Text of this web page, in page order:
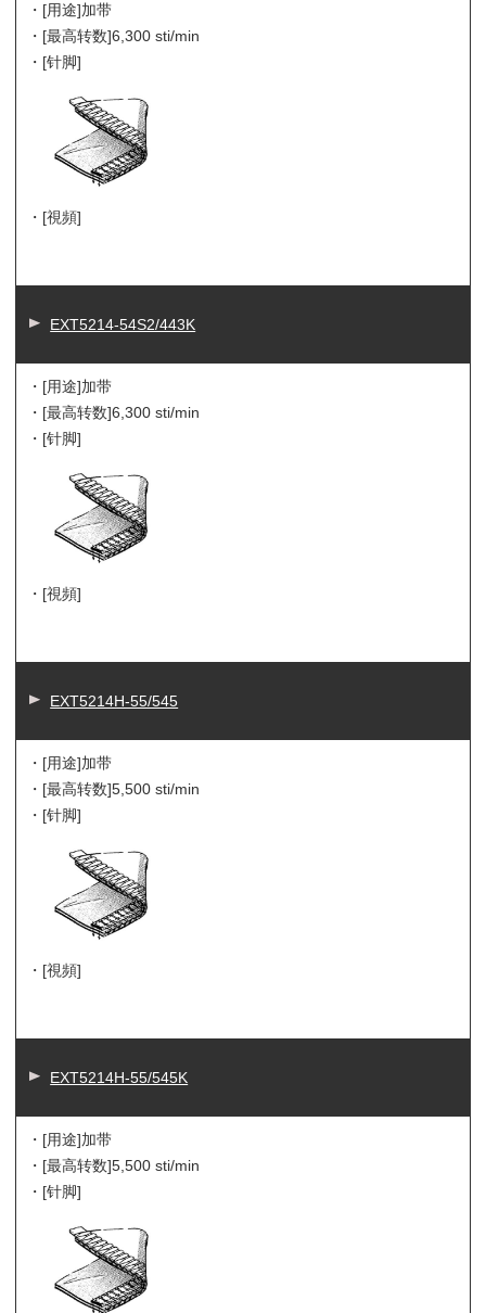
・[用途]加带
・[最高转数]6,300 sti/min
・[针脚]
・[視頻]
EXT5214-54S2/443K
・[用途]加带
・[最高转数]6,300 sti/min
・[针脚]
・[視頻]
EXT5214H-55/545
・[用途]加带
・[最高转数]5,500 sti/min
・[针脚]
・[視頻]
EXT5214H-55/545K
・[用途]加带
・[最高转数]5,500 sti/min
・[针脚]